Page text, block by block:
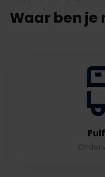
Waar ben je